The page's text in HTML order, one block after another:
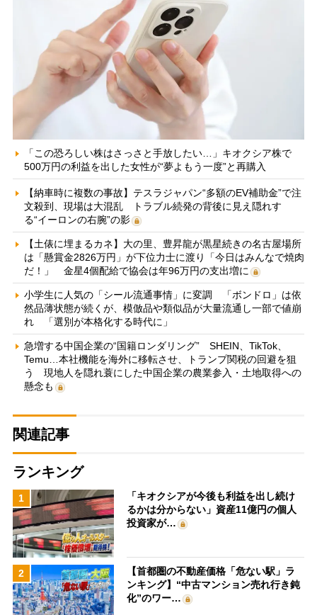
「この恐ろしい株はさっさと手放したい…」キオクシア株で
500万円の利益を出した女性が“夢よもう一度”と再購入
【納車時に複数の事故】テスラジャパン“多額のEV補助金”で注
文殺到、現場は大混乱 トラブル続発の背後に見え隠れす
る“イーロンの右腕”の影
【土俵に埋まるカネ】大の里、豊昇龍が黒星続きの名古屋場所
は「懸賞金2826万円」が下位力士に渡り「今日はみんなで焼肉
だ！」 金星4個配給で協会は年96万円の支出増に
小学生に人気の「シール流通事情」に変調 「ボンドロ」は依
然品薄状態が続くが、模倣品や類似品が大量流通し一部で値崩
れ 「選別が本格化する時代に」
急増する中国企業の“国籍ロンダリング” SHEIN、TikTok、
Temu…本社機能を海外に移転させ、トランプ関税の回避を狙
う 現地人を隠れ蓑にした中国企業の農業参入・土地取得への
懸念も
関連記事
ランキング
1
「キオクシアが今後も利益を出し続け
るかは分からない」資産11億円の個人
投資家が…
2
【首都圏の不動産価格「危ない駅」ラ
ンキング】“中古マンション売れ行き鈍
化”のワー…